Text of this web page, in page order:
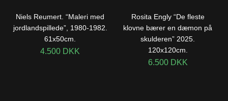
Niels Reumert. “Maleri med
jordlandspillede”, 1980-1982.
61x50cm.
4.500 DKK
Rosita Engly “De fleste
klovne bærer en dæmon på
skulderen” 2025.
120x120cm.
6.500 DKK